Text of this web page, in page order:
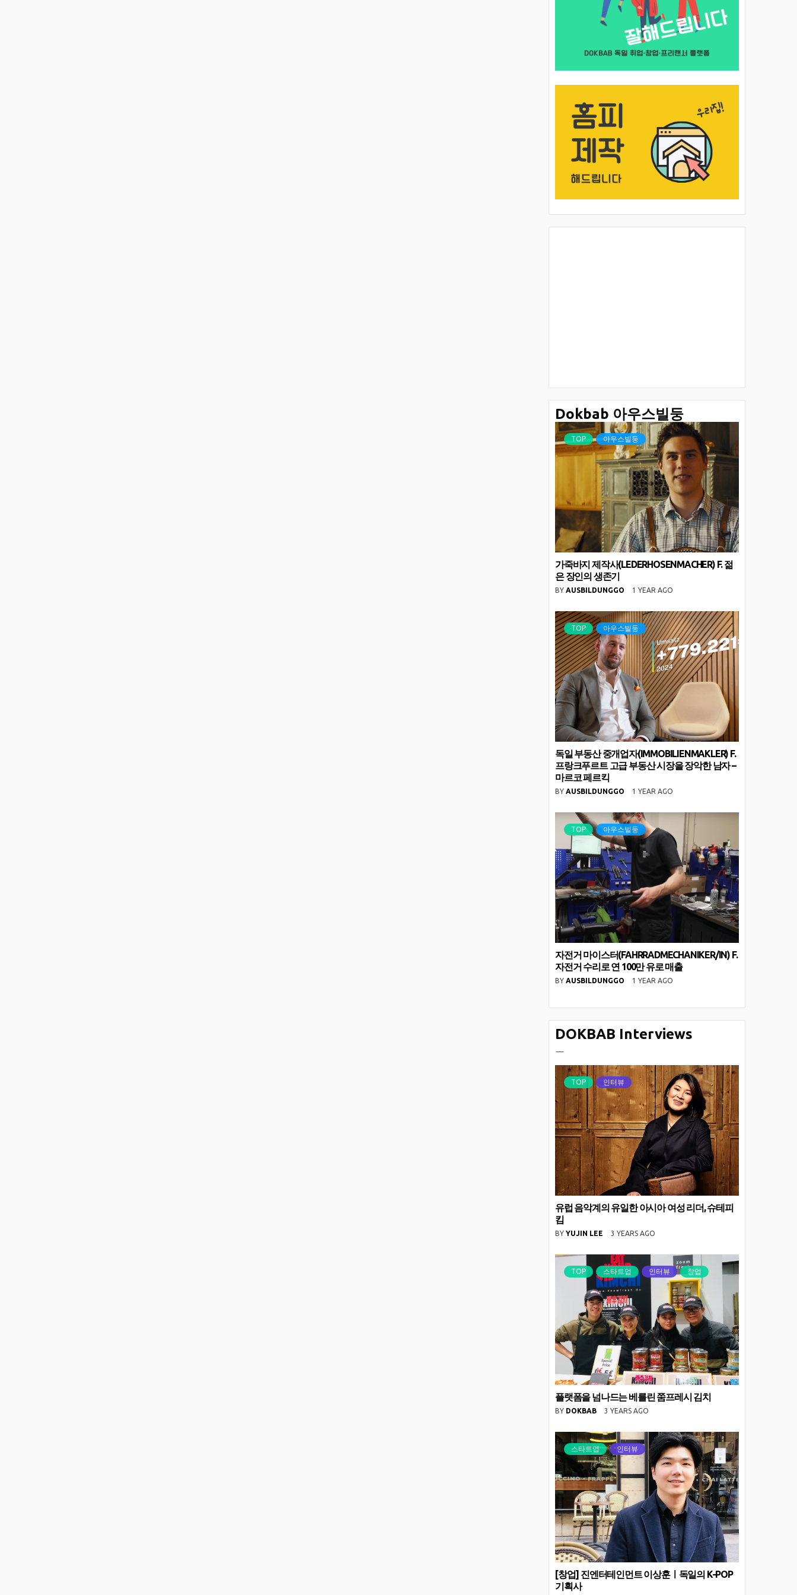
Dokbab 아우스빌둥
TOP 아우스빌둥
가죽바지 제작사(LEDERHOSENMACHER) F. 젊
은 장인의 생존기
BY AUSBILDUNGGO 1 YEAR AGO
TOP 아우스빌둥
독일 부동산 중개업자(IMMOBILIENMAKLER) F.
프랑크푸르트 고급 부동산 시장을 장악한 남자 –
마르코 페르킥
BY AUSBILDUNGGO 1 YEAR AGO
TOP 아우스빌둥
자전거 마이스터(FAHRRADMECHANIKER/IN) F.
자전거 수리로 연 100만 유로 매출
BY AUSBILDUNGGO 1 YEAR AGO
DOKBAB Interviews
ㅡ
TOP 인터뷰
유럽 음악계의 유일한 아시아 여성 리더, 슈테피
킴
BY YUJIN LEE 3 YEARS AGO
TOP 스타트업 인터뷰 창업
플랫폼을 넘나드는 베를린 쭘프레시 김치
BY DOKBAB 3 YEARS AGO
스타트업 인터뷰
[창업] 진엔터테인먼트 이상훈ㅣ독일의 K-POP
기획사